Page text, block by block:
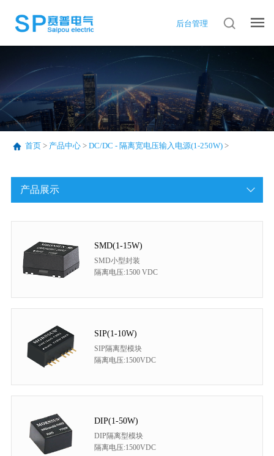
后台管理
首页> 产品中心> DC/DC - 隔离宽电压输入电源(1-250W)>
产品展示
SMD(1-15W)
SMD小型封装
隔离电压:1500 VDC
SIP(1-10W)
SIP隔离型模块
隔离电压:1500VDC
DIP(1-50W)
DIP隔离型模块
隔离电压:1500VDC